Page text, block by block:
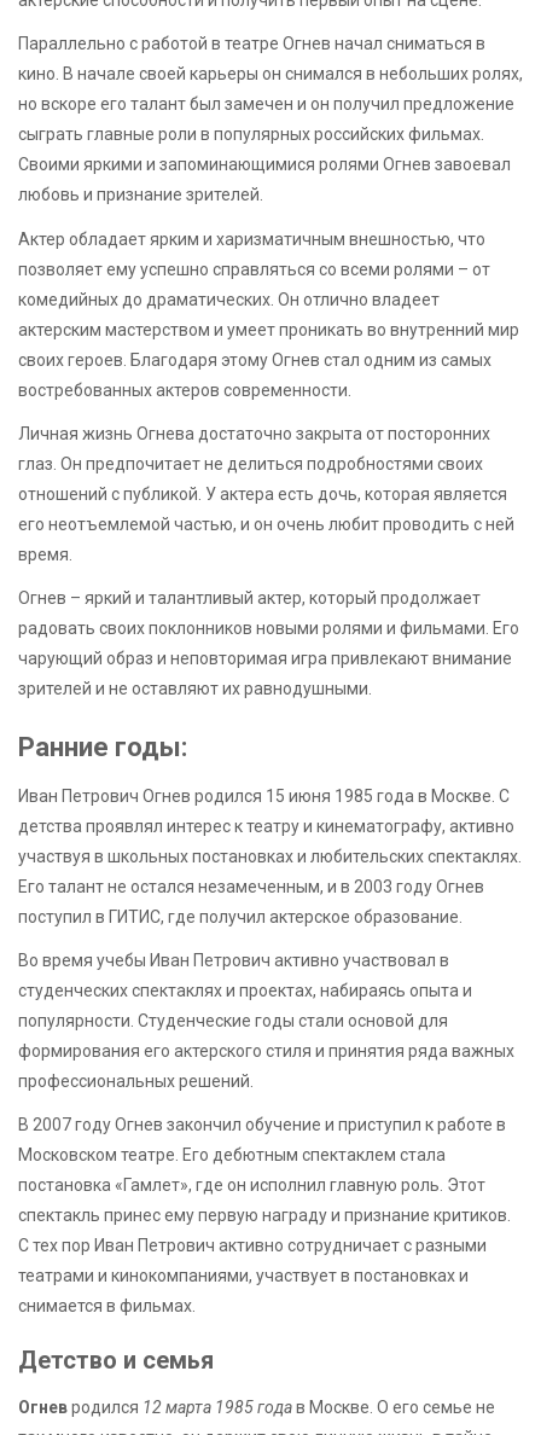
Параллельно с работой в театре Огнев начал сниматься в
кино. В начале своей карьеры он снимался в небольших ролях,
но вскоре его талант был замечен и он получил предложение
сыграть главные роли в популярных российских фильмах.
Своими яркими и запоминающимися ролями Огнев завоевал
любовь и признание зрителей.
Актер обладает ярким и харизматичным внешностью, что
позволяет ему успешно справляться со всеми ролями – от
комедийных до драматических. Он отлично владеет
актерским мастерством и умеет проникать во внутренний мир
своих героев. Благодаря этому Огнев стал одним из самых
востребованных актеров современности.
Личная жизнь Огнева достаточно закрыта от посторонних
глаз. Он предпочитает не делиться подробностями своих
отношений с публикой. У актера есть дочь, которая является
его неотъемлемой частью, и он очень любит проводить с ней
время.
Огнев – яркий и талантливый актер, который продолжает
радовать своих поклонников новыми ролями и фильмами. Его
чарующий образ и неповторимая игра привлекают внимание
зрителей и не оставляют их равнодушными.
Ранние годы:
Иван Петрович Огнев родился 15 июня 1985 года в Москве. С
детства проявлял интерес к театру и кинематографу, активно
участвуя в школьных постановках и любительских спектаклях.
Его талант не остался незамеченным, и в 2003 году Огнев
поступил в ГИТИС, где получил актерское образование.
Во время учебы Иван Петрович активно участвовал в
студенческих спектаклях и проектах, набираясь опыта и
популярности. Студенческие годы стали основой для
формирования его актерского стиля и принятия ряда важных
профессиональных решений.
В 2007 году Огнев закончил обучение и приступил к работе в
Московском театре. Его дебютным спектаклем стала
постановка «Гамлет», где он исполнил главную роль. Этот
спектакль принес ему первую награду и признание критиков.
С тех пор Иван Петрович активно сотрудничает с разными
театрами и кинокомпаниями, участвует в постановках и
снимается в фильмах.
Детство и семья
Огневродился 12 марта 1985 годав Москве. О его семье не